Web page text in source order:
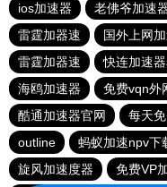
ios加速器
老佛爷加速
雷霆加器速
国外上网
雷霆加器速
快连加速
海鸥加速器
免费vqn外
酷通加速器官网
每天
outline
蚂蚁加速npv下
旋风加速度器
免费VP